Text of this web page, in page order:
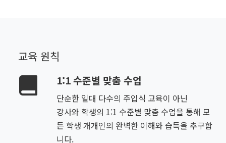
교육 원칙
1:1 수준별 맞춤 수업
단순한 일대 다수의 주입식 교육이 아닌
강사와 학생의 1:1 수준별 맞춤 수업을 통해 모
든 학생 개개인의 완벽한 이해와 습득을 추구합
니다.